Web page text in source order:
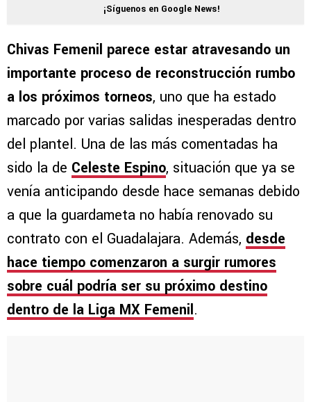
¡Síguenos en Google News!
Chivas Femenil parece estar atravesando un
importante proceso de reconstrucción rumbo
a los próximos torneos, uno que ha estado
marcado por varias salidas inesperadas dentro
del plantel. Una de las más comentadas ha
sido la de Celeste Espino, situación que ya se
venía anticipando desde hace semanas debido
a que la guardameta no había renovado su
contrato con el Guadalajara. Además, desde
hace tiempo comenzaron a surgir rumores
sobre cuál podría ser su próximo destino
dentro de la Liga MX Femenil.